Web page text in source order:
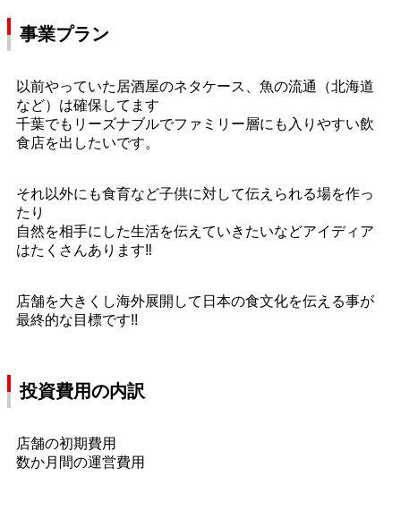
事業プラン
以前やっていた居酒屋のネタケース、魚の流通（北海道
など）は確保してます
千葉でもリーズナブルでファミリー層にも入りやすい飲
食店を出したいです。
それ以外にも食育など子供に対して伝えられる場を作っ
たり
自然を相手にした生活を伝えていきたいなどアイディア
はたくさんあります‼
店舗を大きくし海外展開して日本の食文化を伝える事が
最終的な目標です!!
投資費用の内訳
店舗の初期費用
数か月間の運営費用